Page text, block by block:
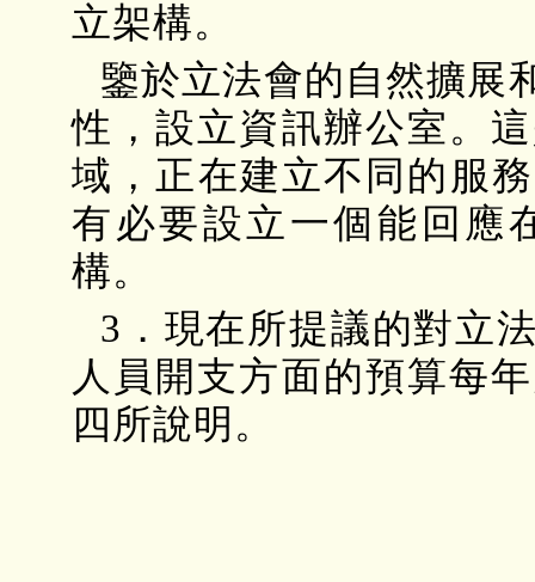
立架構。
鑒於立法會的自然擴展
性，設立資訊辦公室。
域，正在建立不同的服
有必要設立一個能回應
構。
3．現在所提議的對立
人員開支方面的預算每
四所說明。